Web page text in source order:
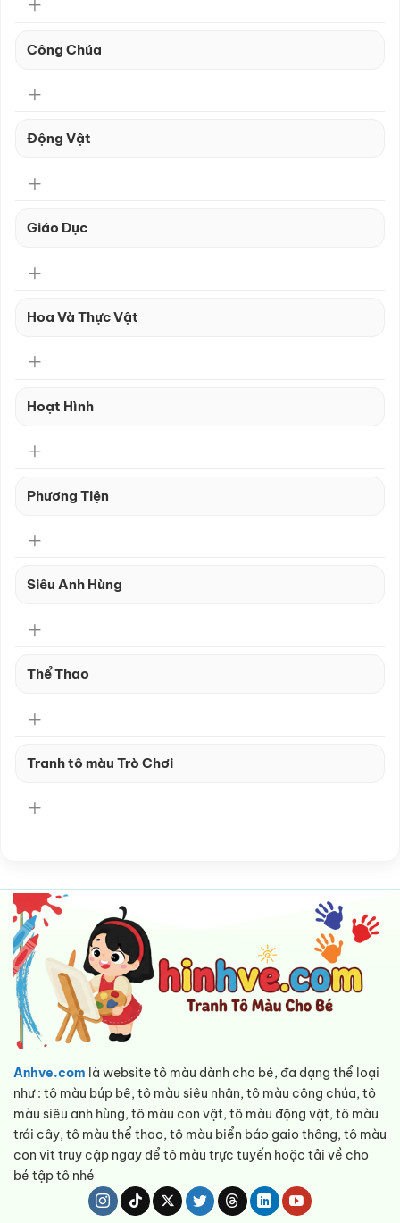
Công Chúa
Động Vật
Giáo Dục
Hoa Và Thực Vật
Hoạt Hình
Phương Tiện
Siêu Anh Hùng
Thể Thao
Tranh tô màu Trò Chơi
Anhve.com là website tô màu dành cho bé, đa dạng thể loại
như : tô màu búp bê, tô màu siêu nhân, tô màu công chúa, tô
màu siêu anh hùng, tô màu con vật, tô màu động vật, tô màu
trái cây, tô màu thể thao, tô màu biển báo gaio thông, tô màu
con vit truy cập ngay để tô màu trực tuyến hoặc tải về cho
bé tập tô nhé